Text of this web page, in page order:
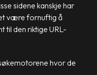
sidene kanskje har
være fornuftig å
til den riktige URL-
hvor de